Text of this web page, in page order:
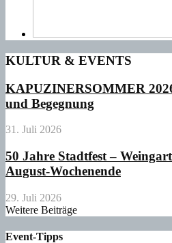
KULTUR & EVENTS
KAPUZINERSOMMER
und Begegnung
31. Juli 2026
50 Jahre Stadtfest –
August-Wochenende
29. Juli 2026
Weitere Beiträge
Event-Tipps